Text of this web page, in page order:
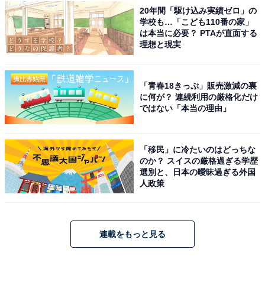
20年間「駆け込み実績ゼロ」の
学校も…「こども110番の家」
は本当に必要？ PTAが直面する
理想と現実
「青春18きっぷ」販売激減の裏
に何が？ 連続利用の厳格化だけ
ではない「本当の理由」
「移民」に冷たいのはどっちな
のか？ スイスの厳格過ぎる学歴
選別と、日本の曖昧過ぎる外国
人政策
連載をもっと見る